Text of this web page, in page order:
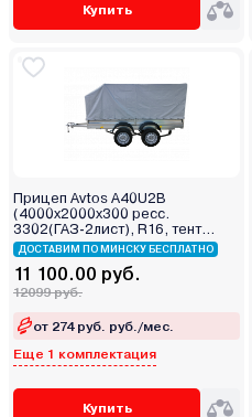
Купить
Прицеп Avtos A40U2B
(4000х2000х300 ресс.
3302(ГАЗ-2лист), R16, тент
1200мм Аэро 2ос)
ДОСТАВИМ ПО МИНСКУ БЕСПЛАТНО
11 100.00 руб.
12099 руб.
от 274 руб. руб./мес.
Еще 1 комплектация
Купить